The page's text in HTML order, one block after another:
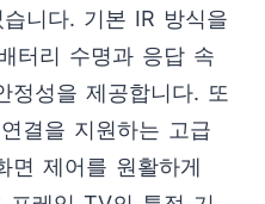
니다. 기본 IR 방식을
터리 수명과 응답 속
정성을 제공합니다. 또
결을 지원하는 고급
면 제어를 원활하게